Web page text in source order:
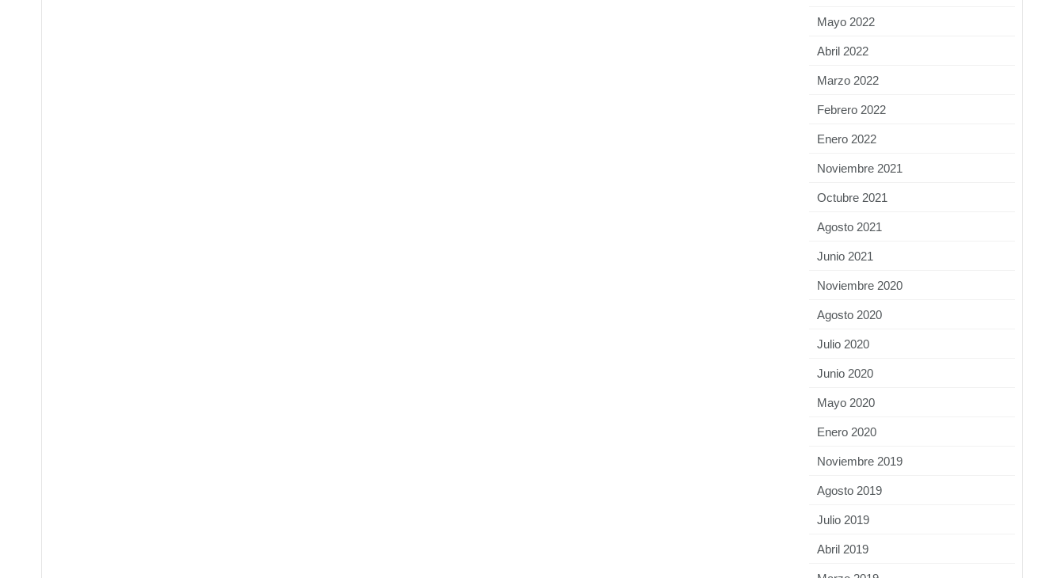
Mayo 2022
Abril 2022
Marzo 2022
Febrero 2022
Enero 2022
Noviembre 2021
Octubre 2021
Agosto 2021
Junio 2021
Noviembre 2020
Agosto 2020
Julio 2020
Junio 2020
Mayo 2020
Enero 2020
Noviembre 2019
Agosto 2019
Julio 2019
Abril 2019